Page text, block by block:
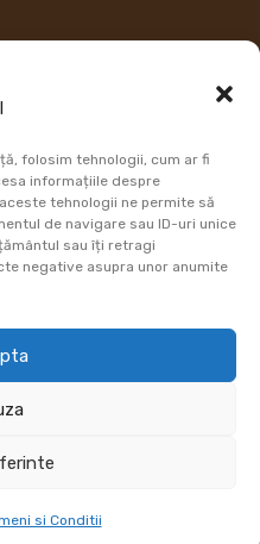
folosim tehnologii, cum ar fi
informațiile despre
tehnologii ne permite să
de navigare sau ID-uri unice
sau îți retragi
negative asupra unor anumite
si Conditii